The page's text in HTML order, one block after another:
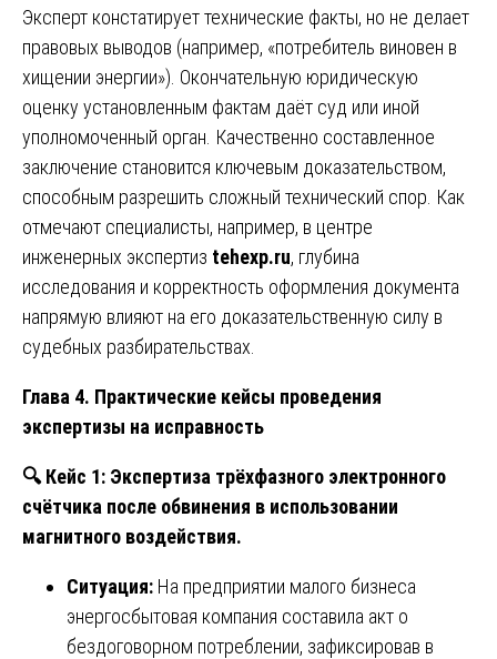
Эксперт констатирует технические факты, но не делает
правовых выводов (например, «потребитель виновен в
хищении энергии»). Окончательную юридическую
оценку установленным фактам даёт суд или иной
уполномоченный орган. Качественно составленное
заключение становится ключевым доказательством,
способным разрешить сложный технический спор. Как
отмечают специалисты, например, в центре
инженерных экспертиз tehexp.ru, глубина
исследования и корректность оформления документа
напрямую влияют на его доказательственную силу в
судебных разбирательствах.
Глава 4. Практические кейсы проведения
экспертизы на исправность
🔍Кейс 1: Экспертиза трёхфазного электронного
счётчика после обвинения в использовании
магнитного воздействия.
Ситуация: На предприятии малого бизнеса
энергосбытовая компания составила акт о
бездоговорном потреблении, зафиксировав в